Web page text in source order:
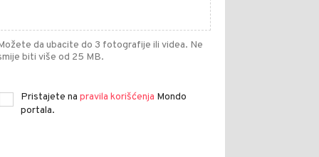
da ubacite do 3 fotografije ili videa. Ne
biti više od 25 MB.
Pristajete na pravila korišćenja Mondo
portala.